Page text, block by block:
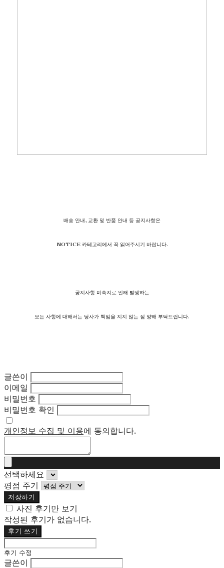
배송 안내, 교환 및 반품 안내 등 공지사항은
NOTICE 카테고리에서 꼭 읽어주시기 바랍니다.
공지사항 미숙지로 인해 발생하는
모든 사항에 대해서는 당사가 책임을 지지 않는 점 양해 부탁드립니다.
글쓴이
이메일
비밀번호
비밀번호 확인
개인정보 수집 및 이용에 동의합니다.
선택하세요
평점 주기
저장하기
사진 후기만 보기
작성된 후기가 없습니다.
후기 쓰기
후기 수정
글쓴이